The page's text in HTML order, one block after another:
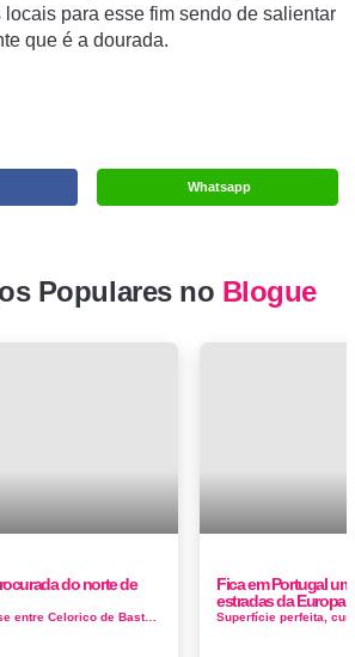
locais para esse fim sendo de salientar
que é a dourada.
Whatsapp
Populares no Blogue
do norte de
A Casa do Penedo situa-se entre Celorico de Basto e Fafe, mais propriamente na freguesia de Moreira do Rei, concelho de Fafe, na&n...
Fica em Portugal
estradas da Europa